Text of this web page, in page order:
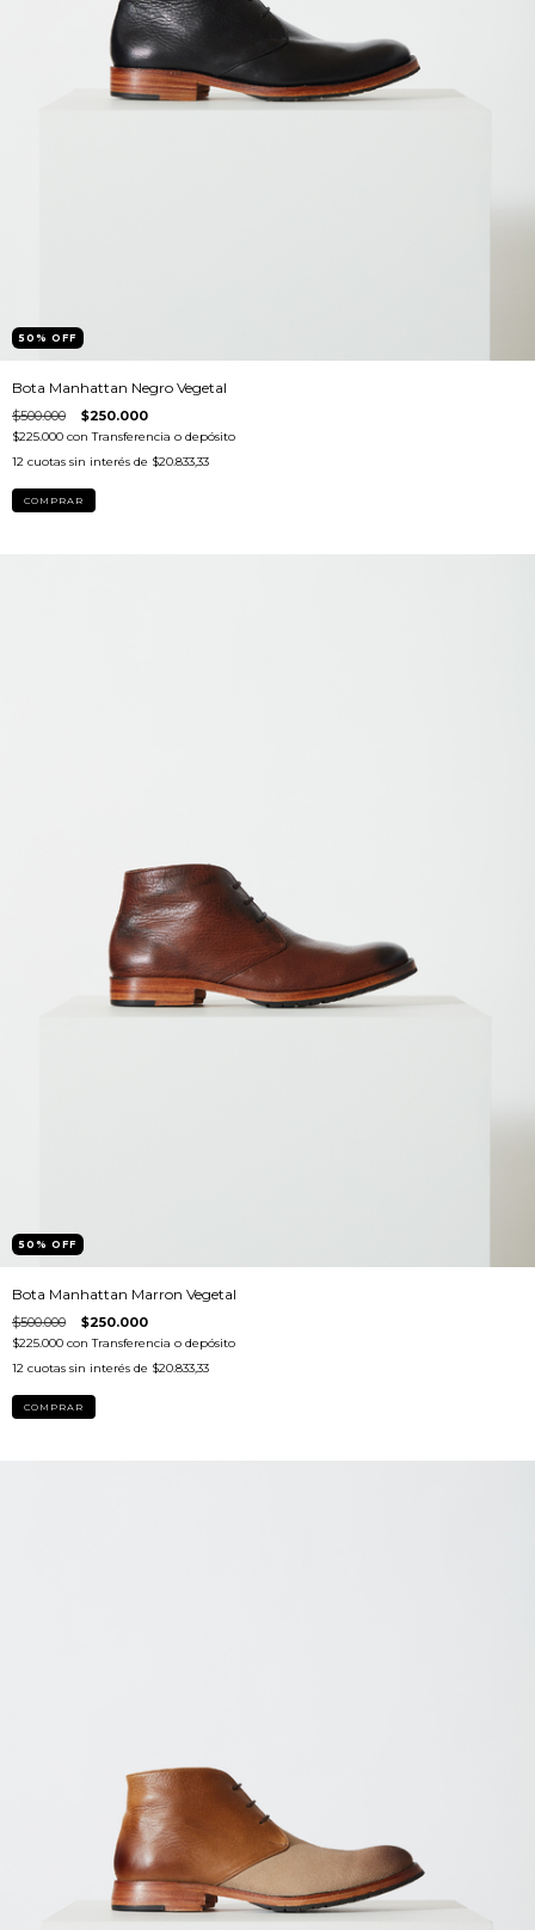
50 % OFF
Bota Manhattan Negro Vegetal
$500.000 $250.000
$225.000 con Transferencia o depósito
12 cuotas sin interés de $20.833,33
COMPRAR
50 % OFF
Bota Manhattan Marron Vegetal
$500.000 $250.000
$225.000 con Transferencia o depósito
12 cuotas sin interés de $20.833,33
COMPRAR